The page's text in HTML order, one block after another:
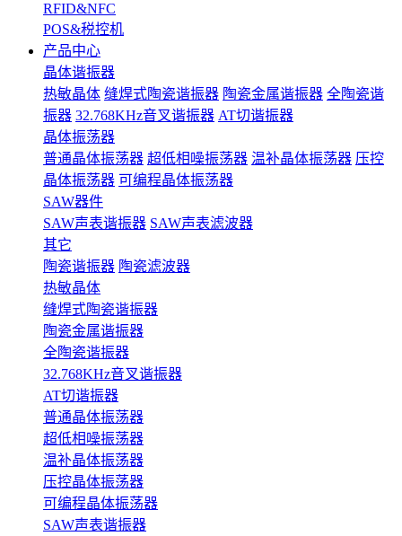
RFID&NFC
POS&税控机
产品中心
晶体谐振器
热敏晶体 缝焊式陶瓷谐振器 陶瓷金属谐振器 全陶瓷谐
振器 32.768KHz音叉谐振器 AT切谐振器
晶体振荡器
普通晶体振荡器 超低相噪振荡器 温补晶体振荡器 压控
晶体振荡器 可编程晶体振荡器
SAW器件
SAW声表谐振器 SAW声表滤波器
其它
陶瓷谐振器 陶瓷滤波器
热敏晶体
缝焊式陶瓷谐振器
陶瓷金属谐振器
全陶瓷谐振器
32.768KHz音叉谐振器
AT切谐振器
普通晶体振荡器
超低相噪振荡器
温补晶体振荡器
压控晶体振荡器
可编程晶体振荡器
SAW声表谐振器